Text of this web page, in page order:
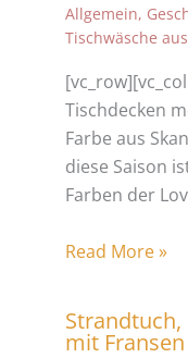
Allgemein,
Tischwäsche
Tischdecken
Farbe aus
diese Saison
Farben der
Read More »
mit Fransen